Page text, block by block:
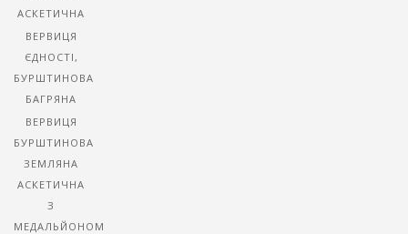
АСКЕТИЧНА
ВЕРВИЦЯ
ЄДНОСТІ,
БУРШТИНОВА
БАГРЯНА
ВЕРВИЦЯ
БУРШТИНОВА
ЗЕМЛЯНА
АСКЕТИЧНА
З
МЕДАЛЬЙОНОМ